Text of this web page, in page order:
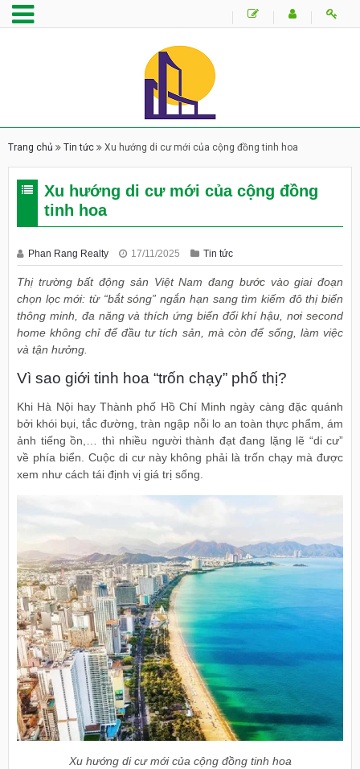
Trang chủ Tin tức Xu hướng di cư mới của cộng đồng tinh hoa
Xu hướng di cư mới của cộng đồng
tinh hoa
Phan Rang Realty 17/11/2025 Tin tức
Thị trường bất động sản Việt Nam đang bước vào giai đoạn
chọn lọc mới: từ “bắt sóng” ngắn hạn sang tìm kiếm đô thị biển
thông minh, đa năng và thích ứng biến đổi khí hậu, nơi second
home không chỉ để đầu tư tích sản, mà còn để sống, làm việc
và tận hưởng.
Vì sao giới tinh hoa “trốn chạy” phố thị?
Khi Hà Nội hay Thành phố Hồ Chí Minh ngày càng đặc quánh
bởi khói bụi, tắc đường, tràn ngập nỗi lo an toàn thực phẩm, ám
ảnh tiếng ồn,… thì nhiều người thành đạt đang lặng lẽ “di cư”
về phía biển. Cuộc di cư này không phải là trốn chạy mà được
xem như cách tái định vị giá trị sống.
Xu hướng di cư mới của cộng đồng tinh hoa